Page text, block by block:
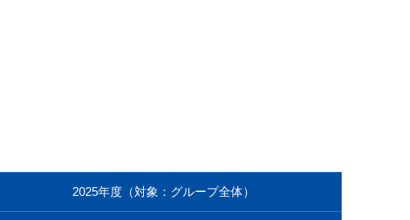
2025年度（対象：グループ全体）